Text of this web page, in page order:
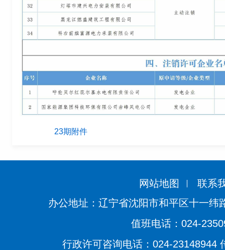
23期附件
网站地图
联系
办公地址：辽宁省沈阳市和平区十一纬
值班电话：024-
行政许可咨询电话：024-23148944